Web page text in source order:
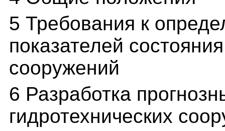
5 Требования к
показателей
сооружений
6 Разработка
гидротехнических